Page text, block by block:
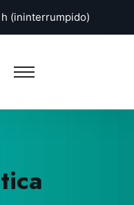
h (ininterrumpido)